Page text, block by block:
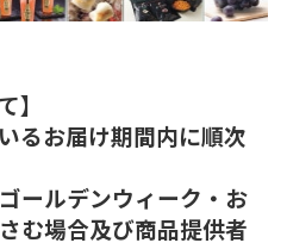
】
るお届け期間内に順次
ールデンウィーク・お
む場合及び商品提供者